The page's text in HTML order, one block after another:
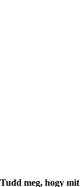
Tudd meg, hogy